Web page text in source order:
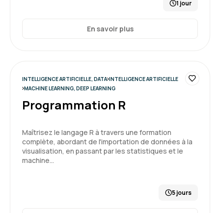
vraiment excellente.
Formation : IA générative, travaillez 3 fois plus vite
1 jour
En savoir plus
INTELLIGENCE ARTIFICIELLE, DATA INTELLIGENCE ARTIFICIELLE
MACHINE LEARNING, DEEP LEARNING
Programmation R
Maîtrisez le langage R à travers une formation
complète, abordant de l'importation de données à la
visualisation, en passant par les statistiques et le
machine…
5 jours